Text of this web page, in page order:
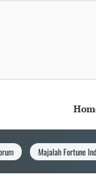
Majalah Fortune